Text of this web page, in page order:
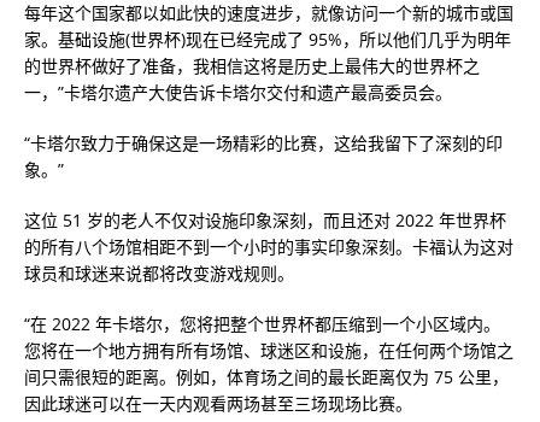
每年这个国家都以如此快的速度进步，就像访问一个新的城市或国
家。基础设施(世界杯)现在已经完成了 95%，所以他们几乎为明年
的世界杯做好了准备，我相信这将是历史上最伟大的世界杯之
一，”卡塔尔遗产大使告诉卡塔尔交付和遗产最高委员会。
“卡塔尔致力于确保这是一场精彩的比赛，这给我留下了深刻的印
象。”
这位 51 岁的老人不仅对设施印象深刻，而且还对 2022 年世界杯
的所有八个场馆相距不到一个小时的事实印象深刻。卡福认为这对
球员和球迷来说都将改变游戏规则。
“在 2022 年卡塔尔，您将把整个世界杯都压缩到一个小区域内。
您将在一个地方拥有所有场馆、球迷区和设施，在任何两个场馆之
间只需很短的距离。例如，体育场之间的最长距离仅为 75 公里，
因此球迷可以在一天内观看两场甚至三场现场比赛。